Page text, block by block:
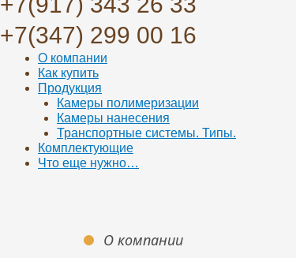
+7(347) 299 00 16
Меню
О компании
Как купить
Продукция
Камеры полимеризации
Камеры нанесения
Транспортные системы. Типы.
Комплектующие
Что еще нужно…
О компании